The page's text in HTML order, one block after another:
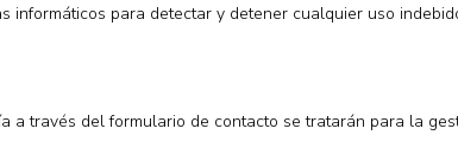
informáticos para detectar y detener cualquier uso
a través del formulario de contacto se tratarán para la